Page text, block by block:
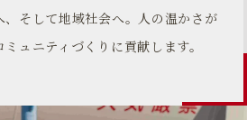
そして地域社会へ。人の温かさが
ュニティづくりに貢献します。